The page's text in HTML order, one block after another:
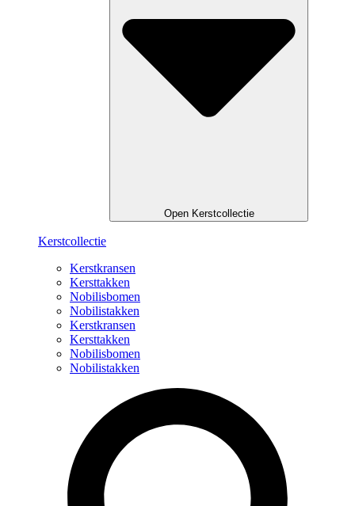
Open Kerstcollectie
Kerstcollectie
Kerstkransen
Kersttakken
Nobilisbomen
Nobilistakken
Kerstkransen
Kersttakken
Nobilisbomen
Nobilistakken